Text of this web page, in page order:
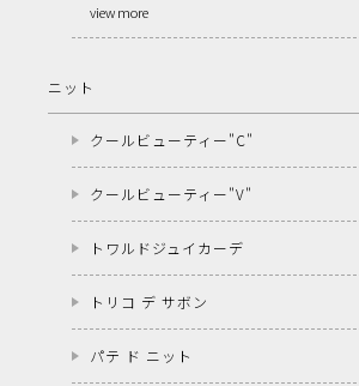
view more
ニット
クールビューティー"C"
クールビューティー"V"
トワルドジュイカーデ
トリコ デ サボン
パテ ド ニット